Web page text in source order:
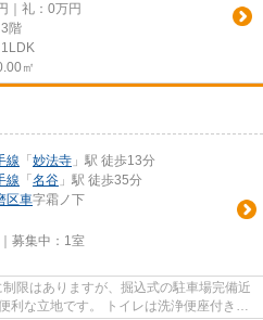
｜礼：0万円
階
㎡
線 「 妙法寺 」駅 徒歩13分
線 「 名谷 」駅 徒歩35分
区車字霜ノ下
募集中： 1室
限はありますが、掘込式の駐車場完備近
利な立地です。 トイレは洗浄便座付きで